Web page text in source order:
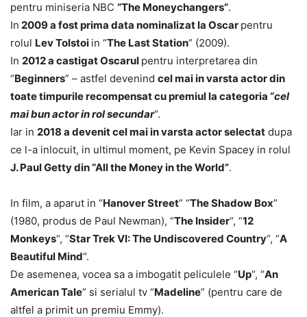
pentru miniseria NBC “The Moneychangers”.
In 2009 a fost prima data nominalizat la Oscar pentru
rolul Lev Tolstoi in “The Last Station” (2009).
In 2012 a castigat Oscarul pentru interpretarea din
“Beginners” – astfel devenind cel mai in varsta actor din
toate timpurile recompensat cu premiul la categoria “cel
mai bun actor in rol secundar“.
Iar in 2018 a devenit cel mai in varsta actor selectat dupa
ce l-a inlocuit, in ultimul moment, pe Kevin Spacey in rolul
J. Paul Getty din “All the Money in the World”.
In film, a aparut in “Hanover Street” “The Shadow Box”
(1980, produs de Paul Newman), “The Insider“, “12
Monkeys“, “Star Trek VI: The Undiscovered Country“, “A
Beautiful Mind“.
De asemenea, vocea sa a imbogatit peliculele “Up“, “An
American Tale” si serialul tv “Madeline” (pentru care de
altfel a primit un premiu Emmy).